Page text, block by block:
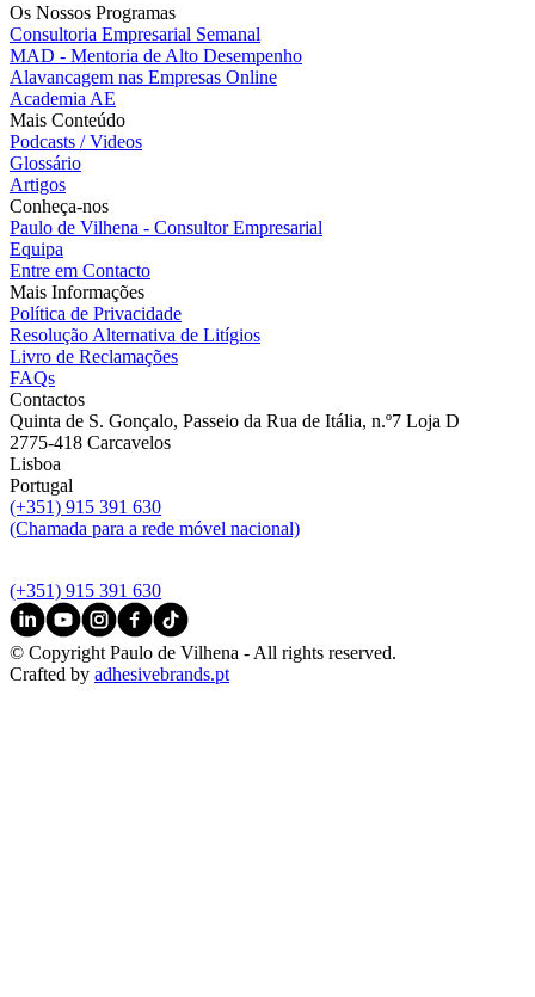
Os Nossos Programas
Consultoria Empresarial Semanal
MAD - Mentoria de Alto Desempenho
Alavancagem nas Empresas Online
Academia AE
Mais Conteúdo
Podcasts / Videos
Glossário
Artigos
Conheça-nos
Paulo de Vilhena - Consultor Empresarial
Equipa
Entre em Contacto
Mais Informações
Política de Privacidade
Resolução Alternativa de Litígios
Livro de Reclamações
FAQs
Contactos
Quinta de S. Gonçalo, Passeio da Rua de Itália, n.º7 Loja D
2775-418 Carcavelos
Lisboa
Portugal
(+351) 915 391 630
(Chamada para a rede móvel nacional)
(+351) 915 391 630
© Copyright Paulo de Vilhena - All rights reserved.
Crafted by adhesivebrands.pt